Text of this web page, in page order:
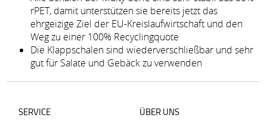
rPET, damit unterstützen sie bereits jetzt das
ehrgeizige Ziel der EU-Kreislaufwirtschaft und den
Weg zu einer 100% Recyclingquote
Die Klappschalen sind wiederverschließbar und sehr
gut für Salate und Gebäck zu verwenden
SERVICE ÜBER UNS